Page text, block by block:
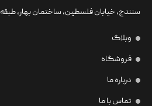
سنندج، خیابان فلسطین،‌ ساختمان بهار، طبقه2
وبلاگ
فروشگاه
درباره ما
تماس با ما